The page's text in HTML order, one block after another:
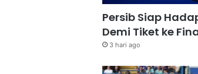
Persib Siap
Demi Tiket ke
3 hari ago